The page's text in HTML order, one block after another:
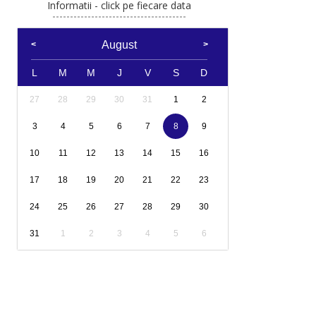
Informatii - click pe fiecare data
August
L M M J V S D
27 28 29 30 31 1 2
3 4 5 6 7 8 9
10 11 12 13 14 15 16
17 18 19 20 21 22 23
24 25 26 27 28 29 30
31 1 2 3 4 5 6